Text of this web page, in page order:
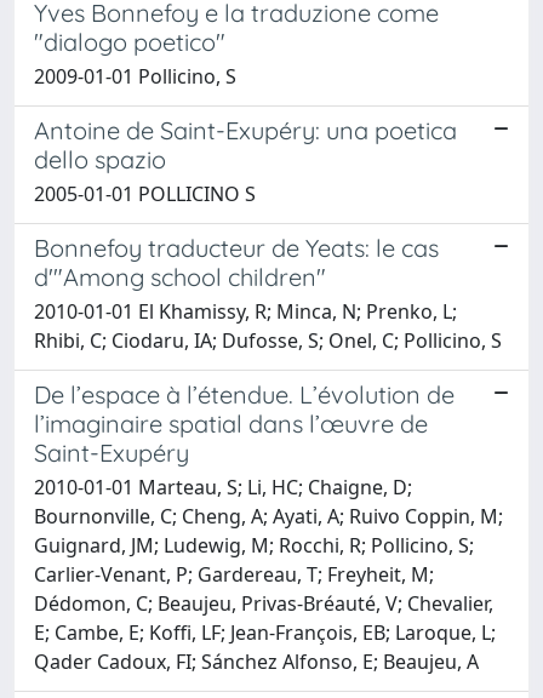
Yves Bonnefoy e la traduzione come
"dialogo poetico"
2009-01-01 Pollicino, S
Antoine de Saint-Exupéry: una poetica
dello spazio
2005-01-01 POLLICINO S
Bonnefoy traducteur de Yeats: le cas
d'"Among school children"
2010-01-01 El Khamissy, R; Minca, N; Prenko, L;
Rhibi, C; Ciodaru, IA; Dufosse, S; Onel, C; Pollicino, S
De l’espace à l’étendue. L’évolution de
l’imaginaire spatial dans l’œuvre de
Saint-Exupéry
2010-01-01 Marteau, S; Li, HC; Chaigne, D;
Bournonville, C; Cheng, A; Ayati, A; Ruivo Coppin, M;
Guignard, JM; Ludewig, M; Rocchi, R; Pollicino, S;
Carlier-Venant, P; Gardereau, T; Freyheit, M;
Dédomon, C; Beaujeu, Privas-Bréauté, V; Chevalier,
E; Cambe, E; Koffi, LF; Jean-François, EB; Laroque, L;
Qader Cadoux, FI; Sánchez Alfonso, E; Beaujeu, A